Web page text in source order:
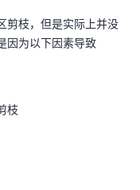
剪枝，但是实际上并没
因为以下因素导致
枝